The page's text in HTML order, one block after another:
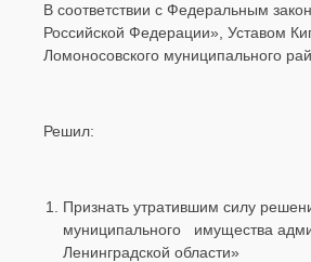
В соответствии с Федеральным
Российской Федерации», Уставом
Ломоносовского муниципального
Решил:
Признать утратившим силу
муниципального имущества
Ленинградской области»